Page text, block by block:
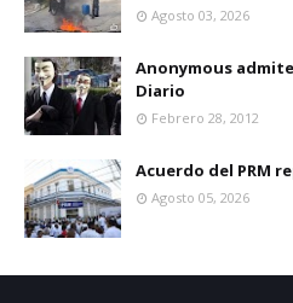
Agosto 03, 2026
Anonymous
Diario
Febrero 28, 2012
Acuerdo del PRM
Agosto 05, 2026